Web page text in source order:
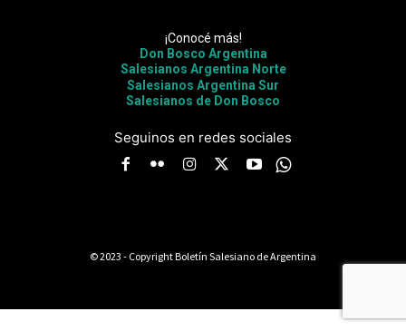
¡Conocé más!
Don Bosco Argentina
Salesianos Argentina Norte
Salesianos Argentina Sur
Salesianos de Don Bosco
Seguinos en redes sociales
© 2023 - Copyright Boletín Salesiano de Argentina